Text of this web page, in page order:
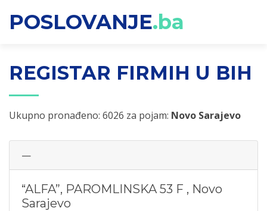
POSLOVANJE.ba
REGISTAR FIRMIH U BIH
Ukupno pronađeno: 6026 za pojam: Novo Sarajevo
—
“ALFA”, PAROMLINSKA 53 F , Novo
Sarajevo